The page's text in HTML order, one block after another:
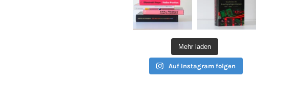
Mehr laden
Auf Instagram folgen